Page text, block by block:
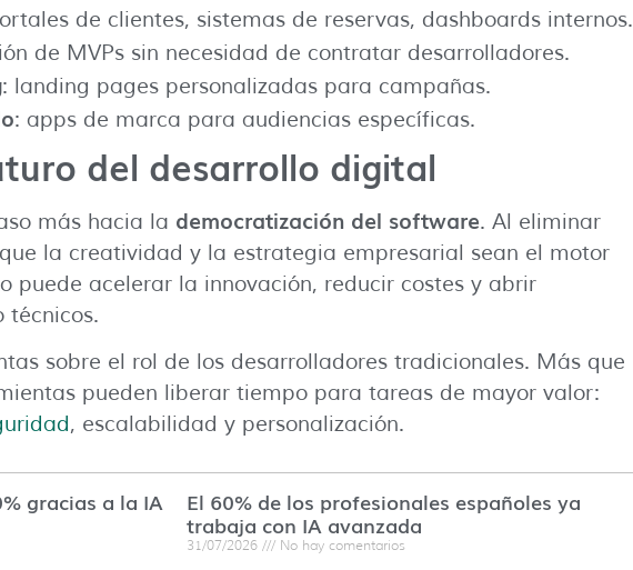
de clientes, sistemas de reservas, dashboards internos.
de MVPs sin necesidad de contratar desarrolladores.
: landing pages personalizadas para campañas.
: apps de marca para audiencias específicas.
del desarrollo digital
más hacia la democratización del software. Al eliminar
la creatividad y la estrategia empresarial sean el motor
puede acelerar la innovación, reducir costes y abrir
técnicos.
sobre el rol de los desarrolladores tradicionales. Más que
pueden liberar tiempo para tareas de mayor valor:
, escalabilidad y personalización.
gracias a la IA
El 60% de los profesionales españoles ya
trabaja con IA avanzada
31/07/2026 No hay comentarios